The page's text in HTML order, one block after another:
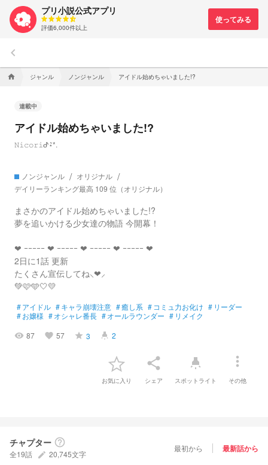
プリ小説公式アプリ
評価6,000件以上
keyboard_arrow_left
home ジャンル ノンジャンル アイドル始めちゃいました!?
連載中
アイドル始めちゃいました!?
𝙽𝚒𝚌𝚘𝚛𝚒ᕷ⋆͛*.
ノンジャンル
オリジナル
デイリーランキング最高 109 位（オリジナル）
まさかのアイドル始めちゃいました!?
夢を追いかける少女達の物語 今開幕！
❤︎‬ ｰｰｰｰｰ ‪‪❤︎‬ ｰｰｰｰｰ ‪‪❤︎‬ ｰｰｰｰｰ ‪‪❤︎‬ ｰｰｰｰｰ ❤︎
2日に1話 更新
たくさん宣伝してね⸜❤︎⸝‍
💚🩷🩵‎🤍💛
#アイドル #キャラ崩壊注意 #癒し系 # コミュ力お化け # リーダー
#お嬢様 #オシャレ番長 #オールラウンダー # リメイク
visibility 87 favorite 57 grade 3 highlight 2
お気に入り
share
シェア
highlight
スポットライト
more_vert
その他
チャプター help_outline
全19話 create 20,745文字
最初から 最新話から